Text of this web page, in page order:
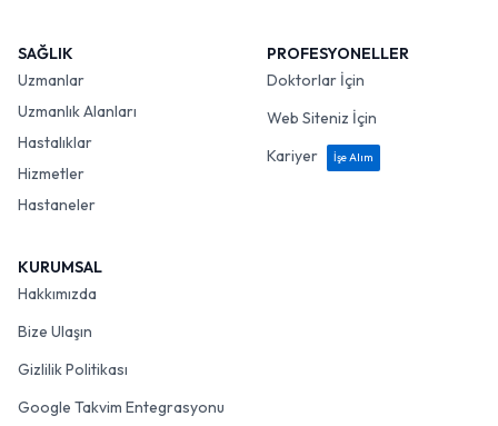
SAĞLIK
Uzmanlar
Uzmanlık Alanları
Hastalıklar
Hizmetler
Hastaneler
PROFESYONELLER
Doktorlar İçin
Web Siteniz İçin
Kariyer
İşe Alım
KURUMSAL
Hakkımızda
Bize Ulaşın
Gizlilik Politikası
Google Takvim Entegrasyonu